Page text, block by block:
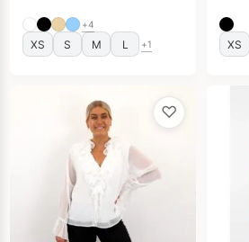
+4
XS S M L +1 XS
♡